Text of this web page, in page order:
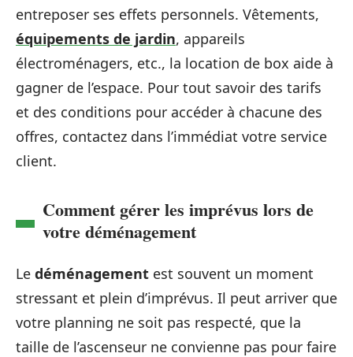
entreposer ses effets personnels. Vêtements,
équipements de jardin, appareils
électroménagers, etc., la location de box aide à
gagner de l’espace. Pour tout savoir des tarifs
et des conditions pour accéder à chacune des
offres, contactez dans l’immédiat votre service
client.
Comment gérer les imprévus lors de
votre déménagement
Le déménagement est souvent un moment
stressant et plein d’imprévus. Il peut arriver que
votre planning ne soit pas respecté, que la
taille de l’ascenseur ne convienne pas pour faire